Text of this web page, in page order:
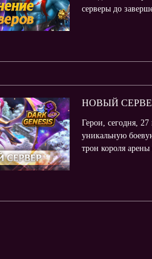
серверы до
НОВЫЙ
Герои, сегодня,
уникальную
трон короля